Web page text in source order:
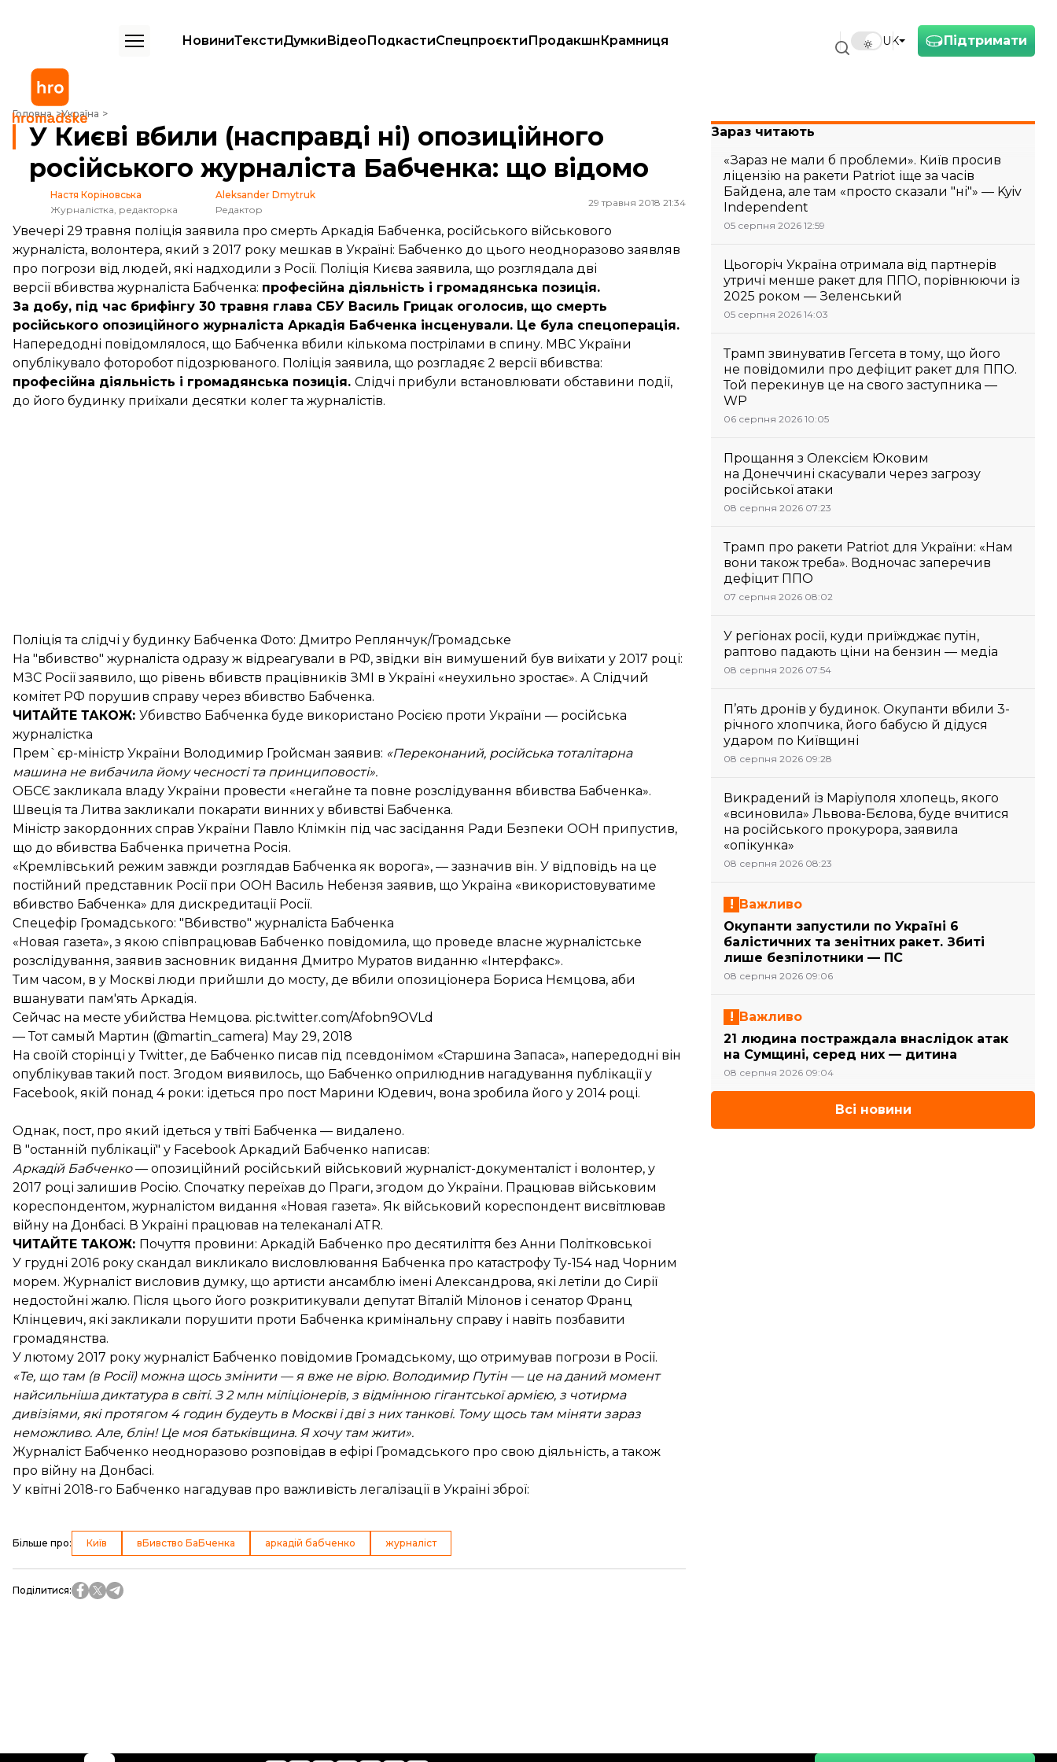
Підтримати
UK
НовиниТекстиДумкиВідеоПодкастиСпецпроєктиПродакшнКрамниця
Головна Україна
У Києві вбили (насправді ні) опозиційного російського журналіста Бабченка: що відомо
У Києві вбили (насправді ні) опозиційного
російського журналіста Бабченка: що відомо
Настя Коріновська
Журналістка, редакторка
Aleksander Dmytruk
Редактор
29 травня 2018 21:34
Увечері 29 травня поліція заявила про смерть Аркадія Бабченка, російського військового
журналіста, волонтера, який з 2017 року мешкав в Україні: Бабченко до цього неодноразово заявляв
про погрози від людей, які надходили з Росії. Поліція Києва заявила, що розглядала дві
версії вбивства журналіста Бабченка: професійна діяльність і громадянська позиція.
За добу, під час брифінгу 30 травня глава СБУ Василь Грицак оголосив, що смерть
російського опозиційного журналіста Аркадія Бабченка інсценували. Це була спецоперація.
Напередодні повідомлялося, що Бабченка вбили кількома пострілами в спину. МВС України
опублікувало фоторобот підозрюваного. Поліція заявила, що розгладяє 2 версії вбивства:
професійна діяльність і громадянська позиція. Слідчі прибули встановлювати обставини події,
до його будинку приїхали десятки колег та журналістів.
Поліція та слідчі у будинку Бабченка Фото: Дмитро Реплянчук/Громадське
На "вбивство" журналіста одразу ж відреагували в РФ, звідки він вимушений був виїхати у 2017 році:
МЗС Росії заявило, що рівень вбивств працівників ЗМІ в Україні «неухильно зростає». А Слідчий
комітет РФ порушив справу через вбивство Бабченка.
ЧИТАЙТЕ ТАКОЖ: Убивство Бабченка буде використано Росією проти України — російська
журналістка
Прем`єр-міністр України Володимир Гройсман заявив: «Переконаний, російська тоталітарна
машина не вибачила йому чесності та принциповості».
ОБСЄ закликала владу України провести «негайне та повне розслідування вбивства Бабченка».
Швеція та Литва закликали покарати винних у вбивстві Бабченка.
Міністр закордонних справ України Павло Клімкін під час засідання Ради Безпеки ООН припустив,
що до вбивства Бабченка причетна Росія.
«Кремлівський режим завжди розглядав Бабченка як ворога», — зазначив він. У відповідь на це
постійний представник Росії при ООН Василь Небензя заявив, що Україна «використовуватиме
вбивство Бабченка» для дискредитації Росії.
Спецефір Громадського: "Вбивство" журналіста Бабченка
«Новая газета», з якою співпрацював Бабченко повідомила, що проведе власне журналістське
розслідування, заявив засновник видання Дмитро Муратов виданню «Інтерфакс».
Тим часом, в у Москві люди прийшли до мосту, де вбили опозиціонера Бориса Нємцова, аби
вшанувати пам'ять Аркадія.
Сейчас на месте убийства Немцова. pic.twitter.com/Afobn9OVLd
— Тот самый Мартин (@martin_camera) May 29, 2018
На своїй сторінці у Twitter, де Бабченко писав під псевдонімом «Старшина Запаса», напередодні він
опублікував такий пост. Згодом виявилось, що Бабченко оприлюднив нагадування публікації у
Facebook, якій понад 4 роки: ідеться про пост Марини Юдевич, вона зробила його у 2014 році.
Однак, пост, про який ідеться у твіті Бабченка — видалено.
В "останній публікації" у Facebook Аркадий Бабченко написав:
Аркадій Бабченко— опозиційний російський військовий журналіст-документаліст і волонтер, у
2017 році залишив Росію. Спочатку переїхав до Праги, згодом до України. Працював військовим
кореспондентом, журналістом видання «Новая газета». Як військовий кореспондент висвітлював
війну на Донбасі. В Україні працював на телеканалі ATR.
ЧИТАЙТЕ ТАКОЖ: Почуття провини: Аркадій Бабченко про десятиліття без Анни Політковської
У грудні 2016 року скандал викликало висловлювання Бабченка про катастрофу Ту-154над Чорним
морем. Журналіст висловив думку, що артисти ансамблю імені Александрова, які летіли до Сирії
недостойні жалю. Після цього його розкритикували депутат Віталій Мілонов і сенатор Франц
Клінцевич, які закликали порушити проти Бабченка кримінальну справу і навіть позбавити
громадянства.
У лютому 2017 року журналіст Бабченко повідомив Громадському, що отримував погрози в Росії.
«Те, що там (в Росії) можна щось змінити — я вже не вірю. Володимир Путін — це на даний момент
найсильніша диктатура в світі. З 2 млн міліціонерів, з відмінною гігантської армією, з чотирма
дивізіями, які протягом 4 годин будеуть в Москві і дві з них танкові. Тому щось там міняти зараз
неможливо. Але, блін! Це моя батьківщина. Я хочу там жити».
Журналіст Бабченко неодноразово розповідав в ефірі Громадського про свою діяльність, а також
про війну на Донбасі.
У квітні 2018-го Бабченко нагадував про важливість легалізації в Україні зброї:
Більше про: Київ вБивство БаБченка аркадій бабченко журналіст
Поділитися:
Зараз читають
«Зараз не мали б проблеми». Київ просив
ліцензію на ракети Patriot іще за часів
Байдена, але там «просто сказали "ні"» — Kyiv
Independent
05 серпня 2026 12:59
Цьогоріч Україна отримала від партнерів
утричі менше ракет для ППО, порівнюючи із
2025 роком — Зеленський
05 серпня 2026 14:03
Трамп звинуватив Гегсета в тому, що його
не повідомили про дефіцит ракет для ППО.
Той перекинув це на свого заступника —
WP
06 серпня 2026 10:05
Прощання з Олексієм Юковим
на Донеччині скасували через загрозу
російської атаки
08 серпня 2026 07:23
Трамп про ракети Patriot для України: «Нам
вони також треба». Водночас заперечив
дефіцит ППО
07 серпня 2026 08:02
У регіонах росії, куди приїжджає путін,
раптово падають ціни на бензин — медіа
08 серпня 2026 07:54
П’ять дронів у будинок. Окупанти вбили 3-
річного хлопчика, його бабусю й дідуся
ударом по Київщині
08 серпня 2026 09:28
Викрадений із Маріуполя хлопець, якого
«всиновила» Львова-Бєлова, буде вчитися
на російського прокурора, заявила
«опікунка»
08 серпня 2026 08:23
Важливо
Окупанти запустили по Україні 6
балістичних та зенітних ракет. Збиті
лише безпілотники — ПС
08 серпня 2026 09:06
Важливо
21 людина постраждала внаслідок атак
на Сумщині, серед них — дитина
08 серпня 2026 09:04
Всі новини